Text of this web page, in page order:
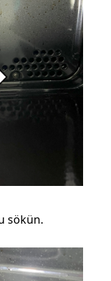
sökün.